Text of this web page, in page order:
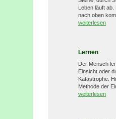
Leben läuft
nach oben
weiterlesen
Lernen
Der Mensch
Einsicht oder
Katastrophe.
Methode der
weiterlesen